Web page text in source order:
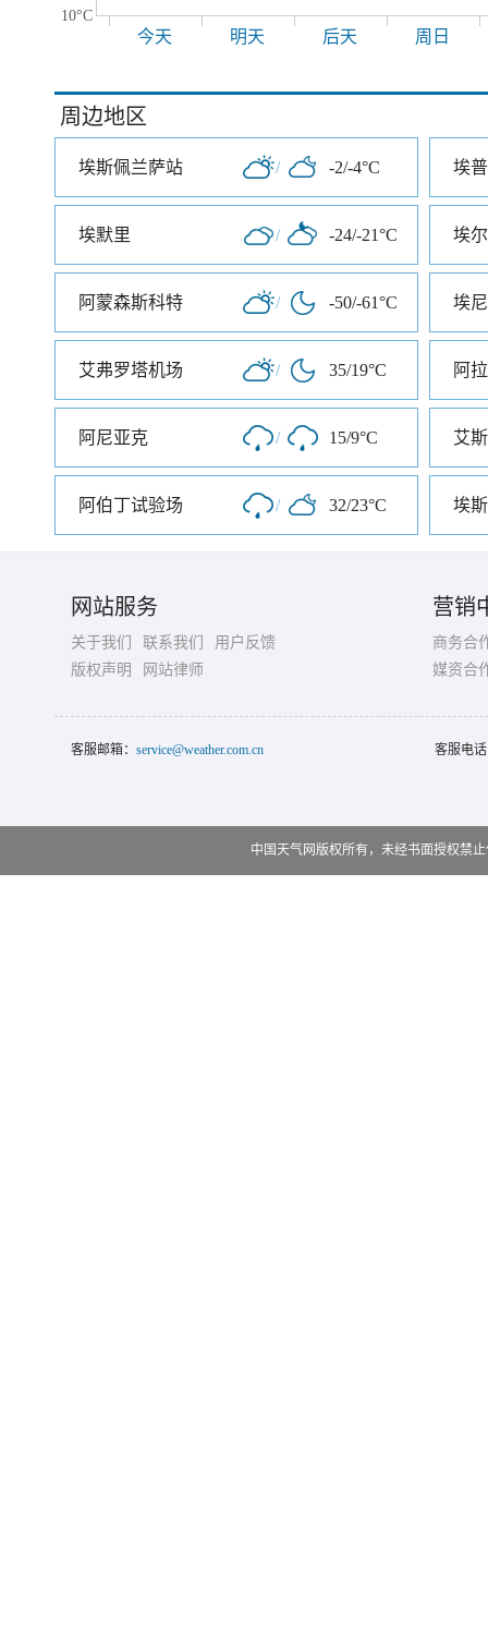
10°C
今天 明天 后天 周日
周边地区
埃斯佩兰萨站 / -2/-4°C 埃
埃默里 / -24/-21°C 埃
阿蒙森斯科特 / -50/-61°C 埃
艾弗罗塔机场 / 35/19°C 阿
阿尼亚克 / 15/9°C
阿伯丁试验场 / 32/23°C 埃
网站服务
关于我们 联系我们
用户反馈
版权声明
网站律师
营销
商务合
媒资合
客服邮箱： service@weather.com.cn 客服电
中国天气网版权所有，未经书面授权